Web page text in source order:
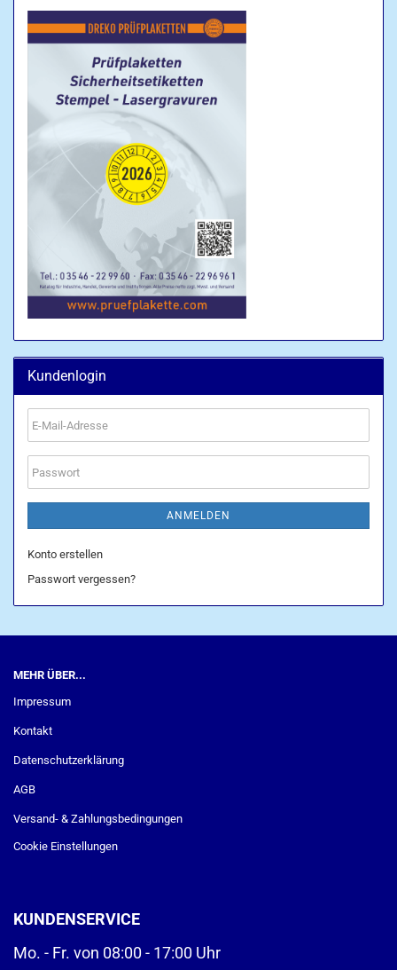
Kundenlogin
E-
Mail-
Adresse
Passwort
ANMELDEN
Konto erstellen
Passwort vergessen?
MEHR ÜBER...
Impressum
Kontakt
Datenschutzerklärung
AGB
Versand- & Zahlungsbedingungen
Cookie Einstellungen
KUNDENSERVICE
Mo. - Fr. von 08:00 - 17:00 Uhr